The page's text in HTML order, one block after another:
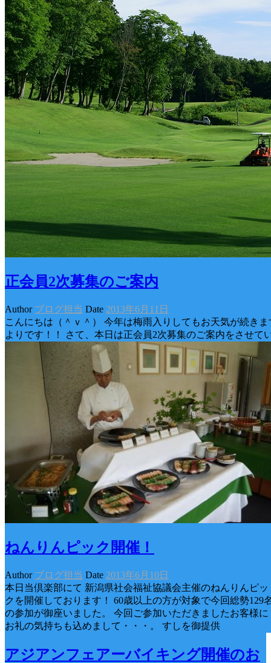
正会員2次募集のご案内
Author ブログ担当 Date 2013年6月11日
こんにちは（＾ｖ＾） 今年は梅雨入りしてもお天気が続き
よりです！！ さて、本日は正会員2次募集のご案内をさせて
ねんりんピック開催！
Author ブログ担当 Date 2013年6月10日
本日当倶楽部にて 新潟県社会福祉協議会主催のねんりんピッ
クを開催しております！ 60歳以上の方が対象で今回総勢129
の参加が御座いました。 今回ご参加いただきましたお客様に
お礼の気持ちも込めまして・・・。 すしを御提供
アジアンフェアーバイキング開催のお